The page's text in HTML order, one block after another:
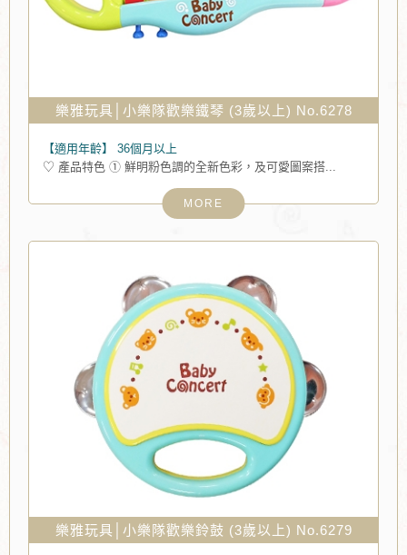
樂雅玩具│小樂隊歡樂鐵琴 (3歲以上) No.6278
【適用年齡】 36個月以上
♡ 產品特色 ① 鮮明粉色調的全新色彩，及可愛圖案搭...
MORE
樂雅玩具│小樂隊歡樂鈴鼓 (3歲以上) No.6279